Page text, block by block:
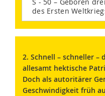
des Ersten
2. Schnell – schneller –
allesamt hektische
Doch als autoritärer
Geschwindigkeit früh